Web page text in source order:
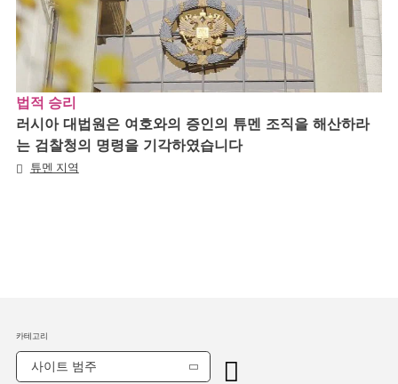
법적 승리
러시아 대법원은 여호와의 증인의 튜멘 조직을 해산하라
는 검찰청의 명령을 기각하였습니다
튜멘 지역
카테고리
사이트 범주